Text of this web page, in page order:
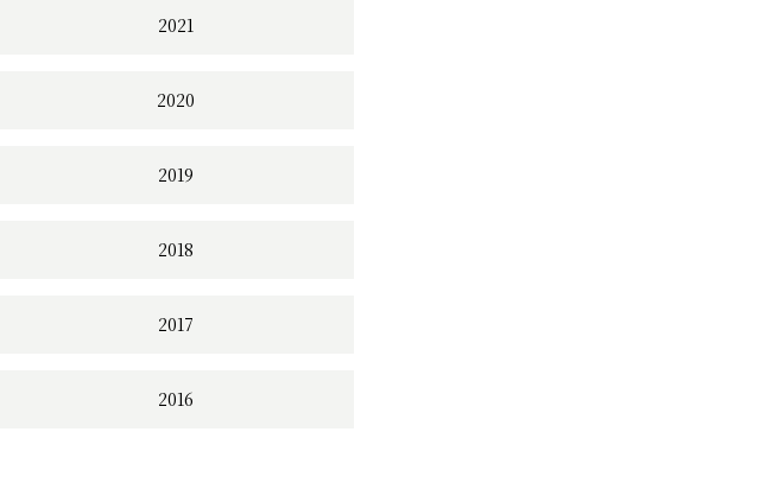
2021
2020
2019
2018
2017
2016